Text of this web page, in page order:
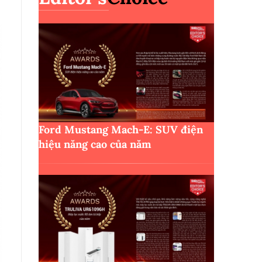
Ford Mustang Mach-E: SUV điện
hiệu năng cao của năm